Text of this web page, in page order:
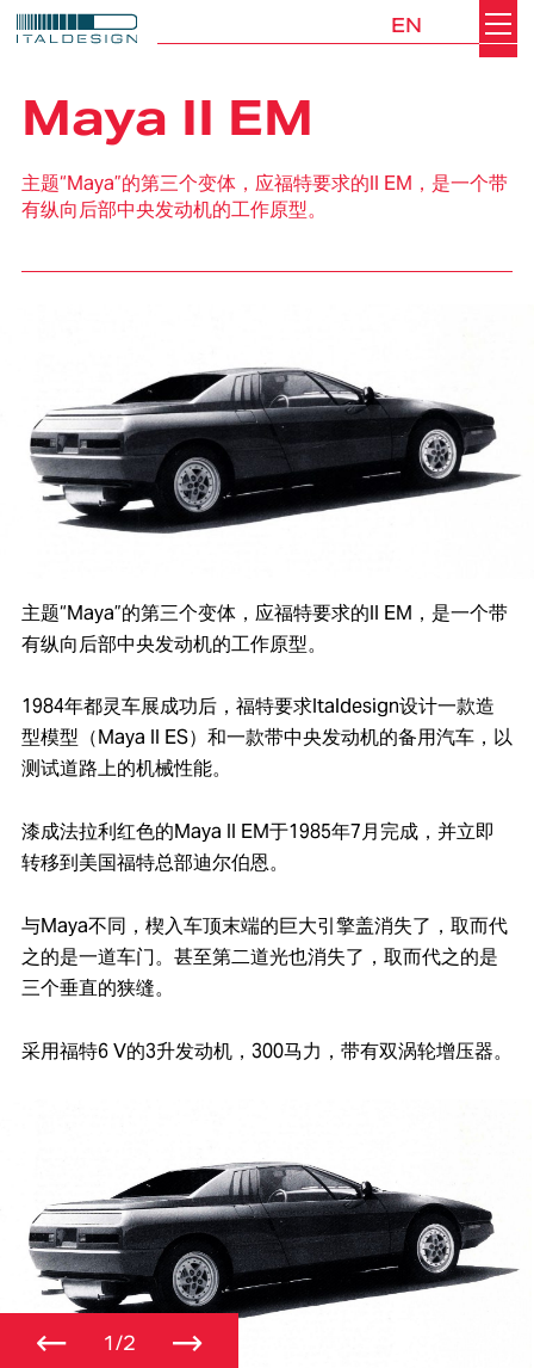
EN Search
Maya II EM
主题“Maya”的第三个变体，应福特要求的II EM，是一个带
有纵向后部中央发动机的工作原型。
主题“Maya”的第三个变体，应福特要求的II EM，是一个带
有纵向后部中央发动机的工作原型。
1984年都灵车展成功后，福特要求Italdesign设计一款造
型模型（Maya II ES）和一款带中央发动机的备用汽车，以
测试道路上的机械性能。
漆成法拉利红色的Maya II EM于1985年7月完成，并立即
转移到美国福特总部迪尔伯恩。
与Maya不同，楔入车顶末端的巨大引擎盖消失了，取而代
之的是一道车门。甚至第二道光也消失了，取而代之的是
三个垂直的狭缝。
采用福特6 V的3升发动机，300马力，带有双涡轮增压器。
← 1/2 →